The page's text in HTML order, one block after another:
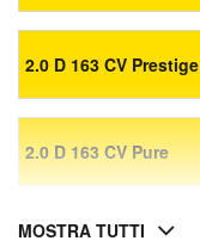
2.0 D 163 CV Prestige
2.0 D 163 CV Pure
MOSTRA TUTTI